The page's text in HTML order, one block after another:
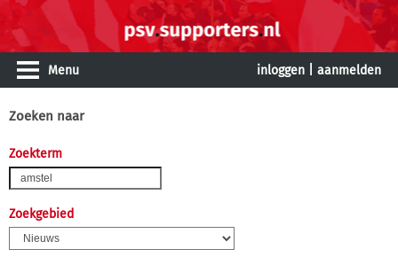
Menu inloggen aanmelden
Zoeken naar
Zoekterm
Zoekgebied